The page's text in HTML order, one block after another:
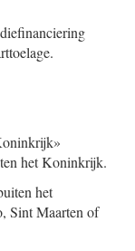
het Koninkrijk.
het
Sint Maarten of